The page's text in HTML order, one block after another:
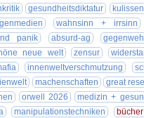
gesundheitsdiktatur
wahnsinn + irrsinn
panik absurd-ag
neue welt zensur
innenweltverschmutzung
machenschaften
great
orwell 2026
medizin +
manipulationstechniken